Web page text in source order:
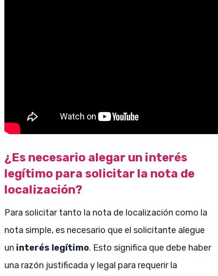
¿Es necesario alegar un interés
legítimo para solicitar la nota de
localización?
Para solicitar tanto la nota de localización como la
nota simple, es necesario que el solicitante alegue
un interés legítimo. Esto significa que debe haber
una razón justificada y legal para requerir la